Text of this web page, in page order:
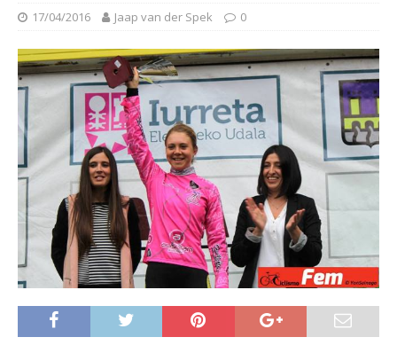
17/04/2016 Jaap van der Spek 0